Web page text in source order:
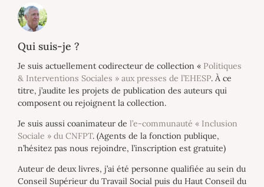
Qui suis-je ?
Je suis actuellement codirecteur de collection « Politiques
& Interventions Sociales » aux presses de l’EHESP. À ce
titre, j’audite les projets de publication des auteurs qui
composent ou rejoignent la collection.
Je suis aussi coanimateur de l’e-communauté « Inclusion
Sociale » du CNFPT. (Agents de la fonction publique,
n’hésitez pas nous rejoindre, l’inscription est gratuite)
Auteur de deux livres, j’ai été personne qualifiée au sein du
Conseil Supérieur du Travail Social puis du Haut Conseil du